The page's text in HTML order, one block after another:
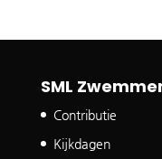
SML
Contributie
Kijkdagen